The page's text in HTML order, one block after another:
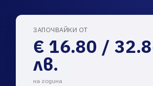
ЗАПОЧВАЙКИ ОТ
€ 16.80 /
лв.
на година